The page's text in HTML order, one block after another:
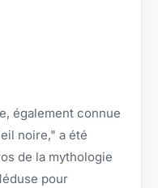
également connue
noire," a été
de la mythologie
pour